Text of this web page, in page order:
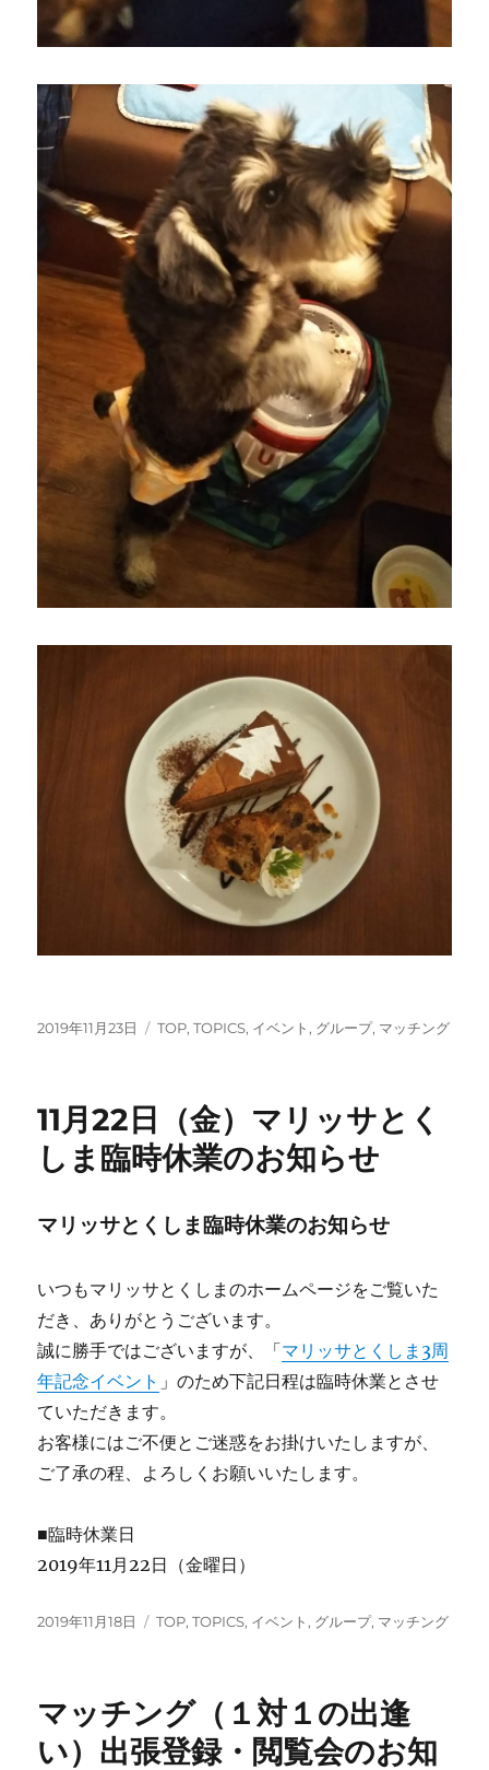
投
2019年11月23日
カ
TOP,TOPICS, イベント , グループ, マッチング
11月22日（金）マリッサとく
しま臨時休業のお知らせ
マリッサとくしま臨時休業のお知らせ
いつもマリッサとくしまのホームページをご覧いた
だき、ありがとうございます。
誠に勝手ではございますが、「マリッサとくしま3周
年記念イベント 」のため下記日程は臨時休業とさせ
ていただきます。
お客様にはご不便とご迷惑をお掛けいたしますが、
ご了承の程、よろしくお願いいたします。
■臨時休業日
2019年11月22日（金曜日）
投
2019年11月18日
カ
ー
TOP,TOPICS, イベント , グループ, マッチング
マッチング（１対１の出逢
い）出張登録・閲覧会のお知